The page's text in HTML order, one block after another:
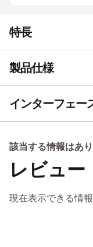
特長
プレ
バイル
ThinkPad P1
ン性能が求め
スを発揮しま
製品仕様
11 Pro をお勧めし
Windows 11 Home
®
インターフェー
該当する情報はあ
レビュー
現在表示できる情